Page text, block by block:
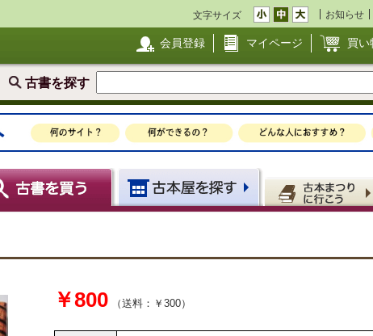
文字サイズ お知らせ
会員登録 マイページ 買い
古書を探す
￥800 （送料：￥300）